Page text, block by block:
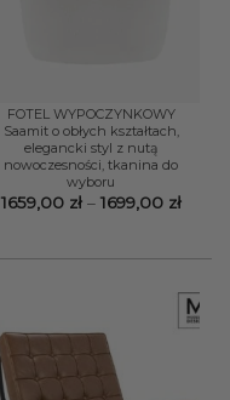
FOTEL WYPOCZYNKOWY
Saamit o obłych kształtach,
elegancki styl z nutą
nowoczesności, tkanina do
wyboru
1659,00 zł – 1699,00 zł
do